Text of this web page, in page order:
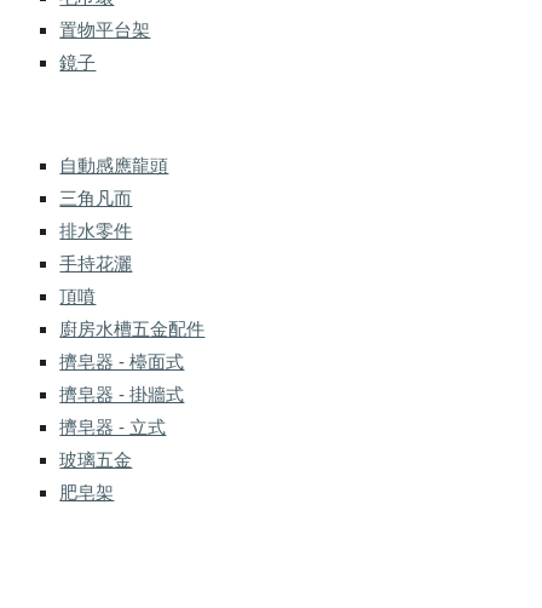
置物平台架
鏡子
自動感應龍頭
三角凡而
排水零件
手持花灑
頂噴
廚房水槽五金配件
擠皂器 - 檯面式
擠皂器 - 掛牆式
擠皂器 - 立式
玻璃五金
肥皂架